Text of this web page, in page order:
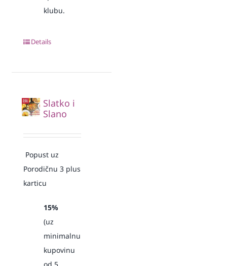
klubu.
Details
Slatko i
Slano
Popust uz
Porodičnu 3 plus
karticu
15%
(uz
minimalnu
kupovinu
od 5